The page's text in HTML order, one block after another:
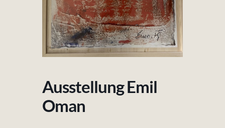
Ausstellung Emil
Oman